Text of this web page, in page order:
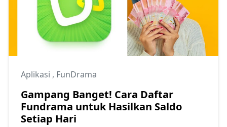
Aplikasi , FunDrama
Gampang Banget! Cara Daftar
Fundrama untuk Hasilkan Saldo
Setiap Hari